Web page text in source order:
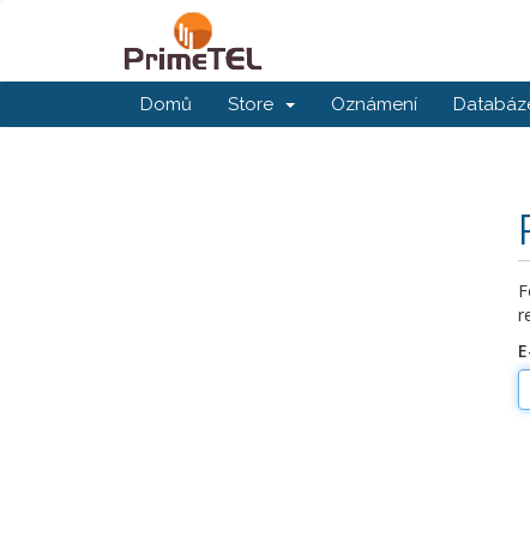
Domů Store Oznámení